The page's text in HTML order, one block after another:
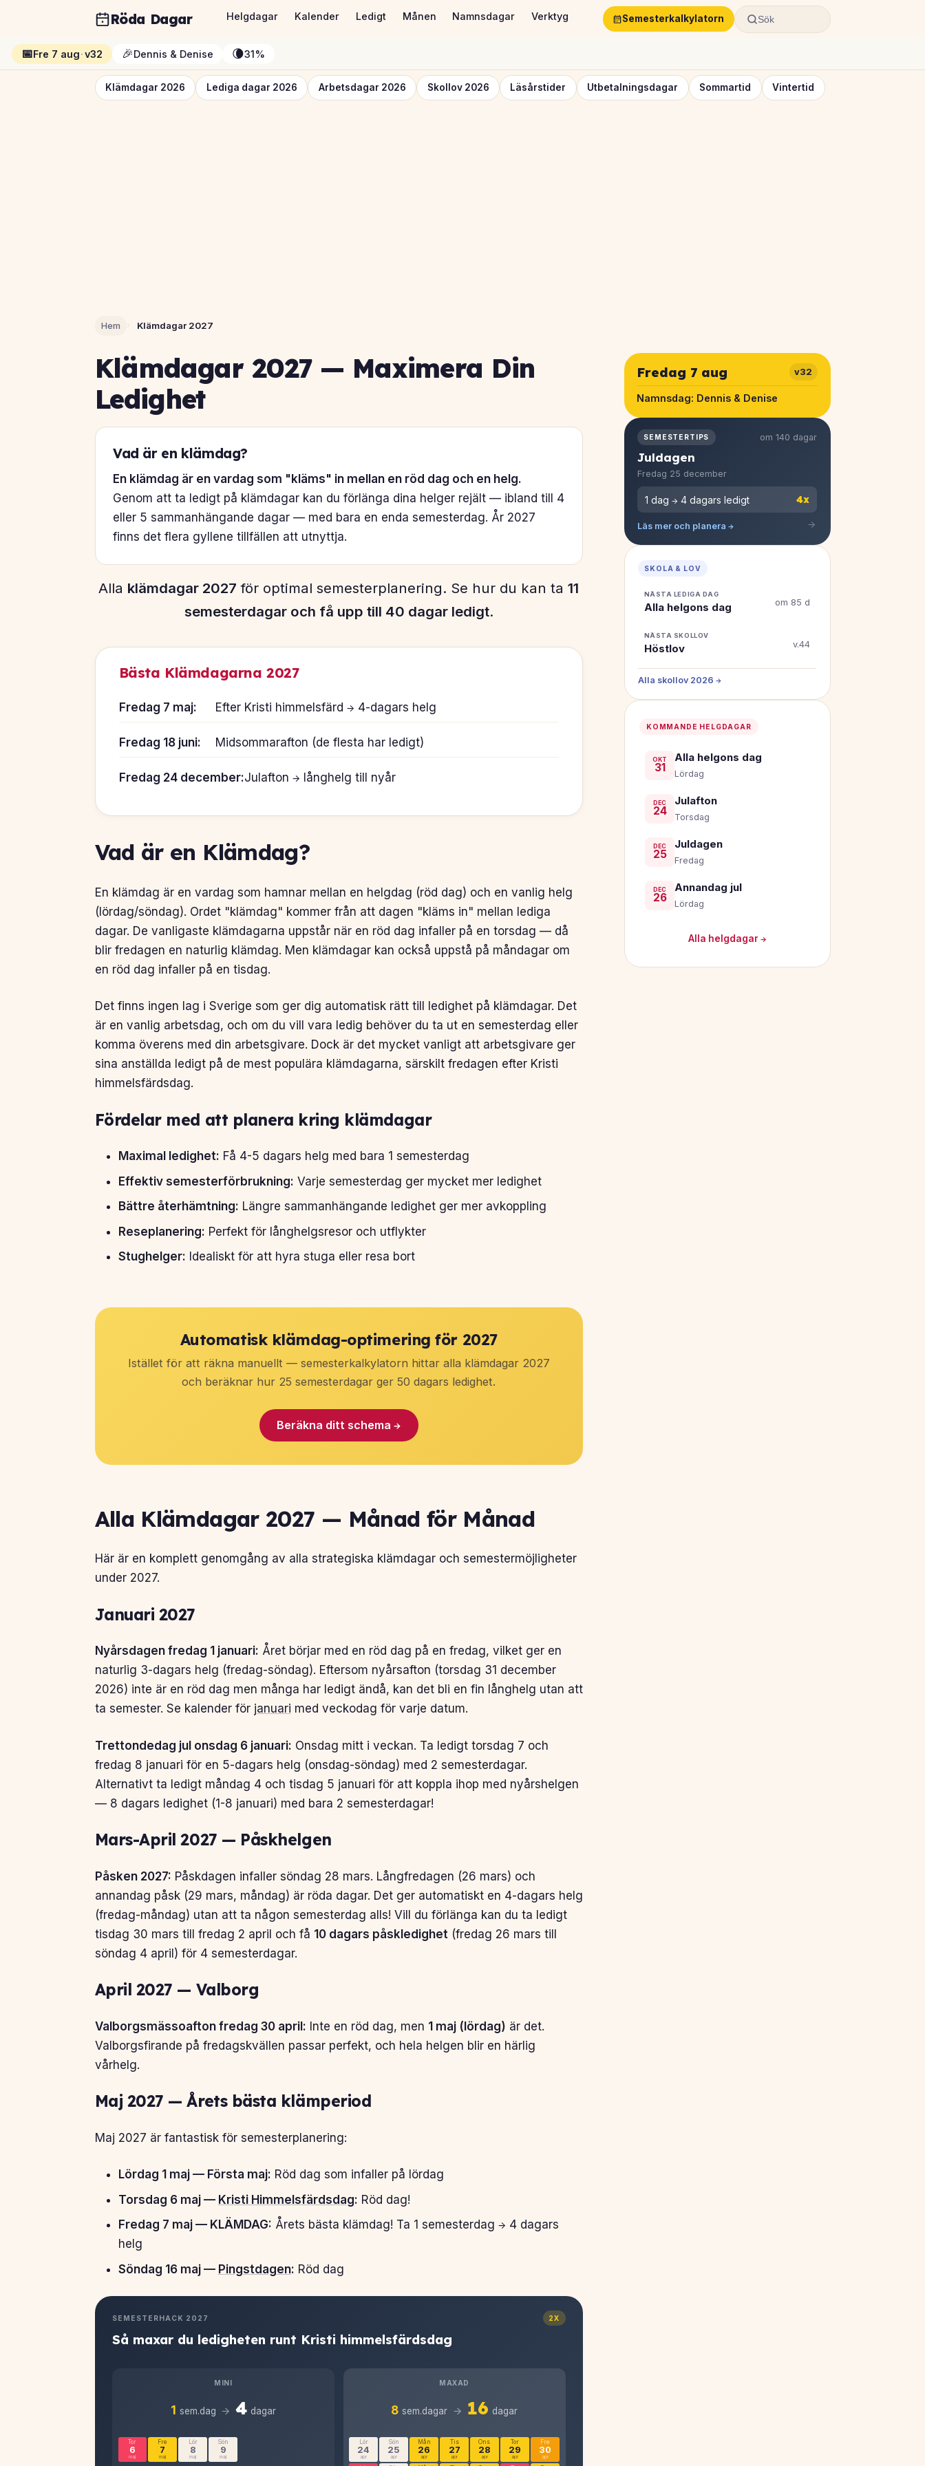
Röda Dagar Helgdagar Kalender Ledigt Månen Namnsdagar Verktyg Semesterkalkylatorn Sök
📅Fre 7 aug·v32 🎉Dennis & Denise 🌘31%
Klämdagar 2026 Lediga dagar 2026 Arbetsdagar 2026 Skollov 2026 Läsårstider Utbetalningsdagar Sommartid Vintertid
Hem › Klämdagar 2027
Klämdagar 2027 — Maximera Din
Ledighet
Vad är en klämdag?
En klämdag är en vardag som "kläms" in mellan en röd dag och en helg.
Genom att ta ledigt på klämdagar kan du förlänga dina helger rejält — ibland till 4
eller 5 sammanhängande dagar — med bara en enda semesterdag. År 2027
finns det flera gyllene tillfällen att utnyttja.
Alla klämdagar 2027 för optimal semesterplanering. Se hur du kan ta11
semesterdagar och få upp till 40 dagar ledigt.
Bästa Klämdagarna 2027
Fredag 7 maj: Efter Kristi himmelsfärd → 4-dagars helg
Fredag 18 juni: Midsommarafton (de flesta har ledigt)
Fredag 24 december:Julafton → långhelg till nyår
Vad är en Klämdag?
En klämdag är en vardag som hamnar mellan en helgdag (röd dag) och en vanlig helg
(lördag/söndag). Ordet "klämdag" kommer från att dagen "kläms in" mellan lediga
dagar. De vanligaste klämdagarna uppstår när en röd dag infaller på en torsdag — då
blir fredagen en naturlig klämdag. Men klämdagar kan också uppstå på måndagar om
en röd dag infaller på en tisdag.
Det finns ingen lag i Sverige som ger dig automatisk rätt till ledighet på klämdagar. Det
är en vanlig arbetsdag, och om du vill vara ledig behöver du ta ut en semesterdag eller
komma överens med din arbetsgivare. Dock är det mycket vanligt att arbetsgivare ger
sina anställda ledigt på de mest populära klämdagarna, särskilt fredagen efter Kristi
himmelsfärdsdag.
Fördelar med att planera kring klämdagar
Maximal ledighet: Få 4-5 dagars helg med bara 1 semesterdag
Effektiv semesterförbrukning: Varje semesterdag ger mycket mer ledighet
Bättre återhämtning: Längre sammanhängande ledighet ger mer avkoppling
Reseplanering: Perfekt för långhelgsresor och utflykter
Stughelger: Idealiskt för att hyra stuga eller resa bort
Automatisk klämdag-optimering för 2027
Istället för att räkna manuellt — semesterkalkylatorn hittar alla klämdagar 2027
och beräknar hur 25 semesterdagar ger 50 dagars ledighet.
Beräkna ditt schema →
Alla Klämdagar 2027 — Månad för Månad
Här är en komplett genomgång av alla strategiska klämdagar och semestermöjligheter
under 2027.
Januari 2027
Nyårsdagen fredag 1 januari: Året börjar med en röd dag på en fredag, vilket ger en
naturlig 3-dagars helg (fredag-söndag). Eftersom nyårsafton (torsdag 31 december
2026) inte är en röd dag men många har ledigt ändå, kan det bli en fin långhelg utan att
ta semester. Se kalender för januari med veckodag för varje datum.
Trettondedag jul onsdag 6 januari: Onsdag mitt i veckan. Ta ledigt torsdag 7 och
fredag 8 januari för en 5-dagars helg (onsdag-söndag) med 2 semesterdagar.
Alternativt ta ledigt måndag 4 och tisdag 5 januari för att koppla ihop med nyårshelgen
— 8 dagars ledighet (1-8 januari) med bara 2 semesterdagar!
Mars-April 2027 — Påskhelgen
Påsken 2027: Påskdagen infaller söndag 28 mars. Långfredagen (26 mars) och
annandag påsk (29 mars, måndag) är röda dagar. Det ger automatiskt en 4-dagars helg
(fredag-måndag) utan att ta någon semesterdag alls! Vill du förlänga kan du ta ledigt
tisdag 30 mars till fredag 2 april och få 10 dagars påskledighet (fredag 26 mars till
söndag 4 april) för 4 semesterdagar.
April 2027 — Valborg
Valborgsmässoafton fredag 30 april: Inte en röd dag, men 1 maj (lördag) är det.
Valborgsfirande på fredagskvällen passar perfekt, och hela helgen blir en härlig
vårhelg.
Maj 2027 — Årets bästa klämperiod
Maj 2027 är fantastisk för semesterplanering:
Lördag 1 maj — Första maj: Röd dag som infaller på lördag
Torsdag 6 maj — Kristi Himmelsfärdsdag: Röd dag!
Fredag 7 maj — KLÄMDAG: Årets bästa klämdag! Ta 1 semesterdag → 4 dagars
helg
Söndag 16 maj — Pingstdagen: Röd dag
SEMESTERHACK 2027 2X
Så maxar du ledigheten runt Kristi himmelsfärdsdag
MINI
1 sem.dag → 4 dagar
Tor
6
maj
Fre
7
maj
Lör
8
maj
Sön
9
maj
MAXAD
8 sem.dagar → 16 dagar
Lör
24
apr
Sön
25
apr
Mån
26
apr
Tis
27
apr
Ons
28
apr
Tor
29
apr
Fre
30
apr
Fredag 7 aug v32
Namnsdag: Dennis & Denise
SEMESTERTIPS om 140 dagar
Juldagen
Fredag 25 december
1 dag → 4 dagars ledigt 4x
Läs mer och planera →
SKOLA & LOV
NÄSTA LEDIGA DAG
Alla helgons dag om 85 d
NÄSTA SKOLLOV
Höstlov v.44
Alla skollov 2026 →
KOMMANDE HELGDAGAR
OKT
31
Alla helgons dag
Lördag
DEC
24
Julafton
Torsdag
DEC
25
Juldagen
Fredag
DEC
26
Annandag jul
Lördag
Alla helgdagar →